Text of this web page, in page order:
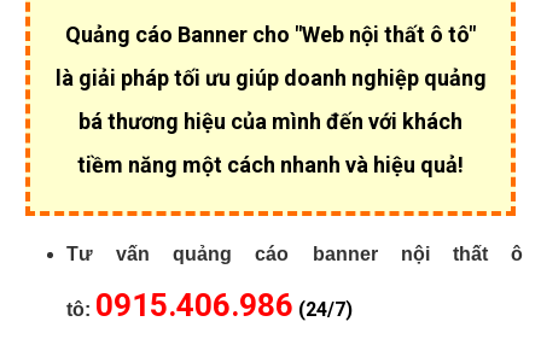
Quảng cáo Banner cho "Web nội thất ô tô"
là giải pháp tối ưu giúp doanh nghiệp quảng
bá thương hiệu của mình đến với khách
tiềm năng một cách nhanh và hiệu quả!
Tư vấn quảng cáo banner nội thất ô
tô: 0915.406.986 (24/7)